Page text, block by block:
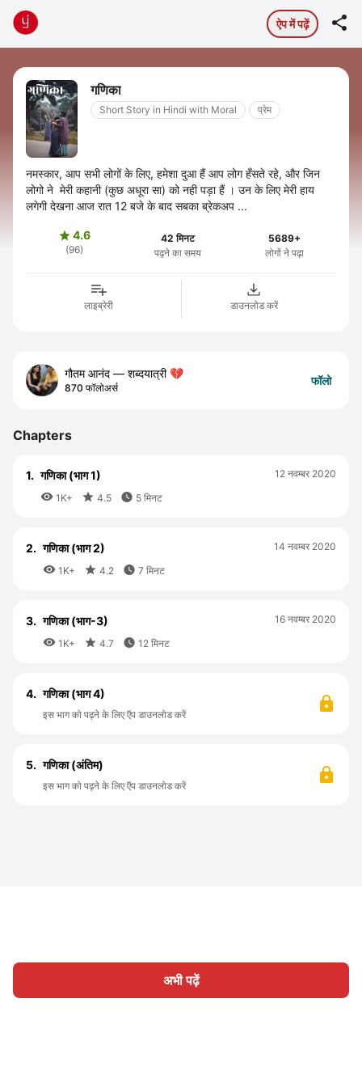
ऐप में पढ़ें 
गणिका
Short Story in Hindi with Moral प्रेम
नमस्कार, आप सभी लोगों के लिए, हमेशा दुआ हैं आप लोग हँसते रहे, और जिन
लोगो ने मेरी कहानी (कुछ अधूरा सा) को नही पड़ा हैं । उन के लिए मेरी हाय
लगेगी देखना आज रात 12 बजे के बाद सबका ब्रेकअप ...
4.6
(96)
42 मिनट
पढ़ने का समय
5689+
लोगों ने पढ़ा
लाइब्रेरी डाउनलोड करें
अभी पढ़ें
गौतम आनंद — शब्दयात्री 💔
870 फॉलोअर्स
फॉलो
Chapters
1. गणिका (भाग 1)
 1K+  4.5  5 मिनट
12 नवम्बर 2020
2. गणिका (भाग 2)
 1K+  4.2  7 मिनट
14 नवम्बर 2020
3. गणिका (भाग-3)
 1K+  4.7  12 मिनट
16 नवम्बर 2020
4. गणिका (भाग 4)
इस भाग को पढ़ने के लिए ऍप डाउनलोड करें
5. गणिका (अंतिम)
इस भाग को पढ़ने के लिए ऍप डाउनलोड करें
होम श्रेणी लिखिए लेख साइन इन